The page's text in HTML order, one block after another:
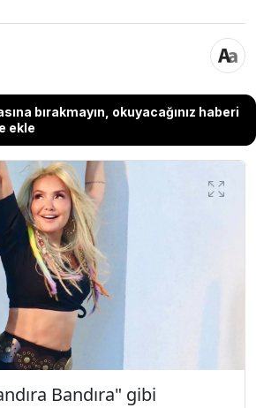
bırakmayın, okuyacağınız haberi
ekle
Bandıra" gibi